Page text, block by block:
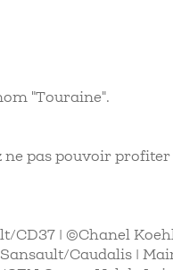
"Touraine".
pas pouvoir
| ©Chanel
Caudalis |